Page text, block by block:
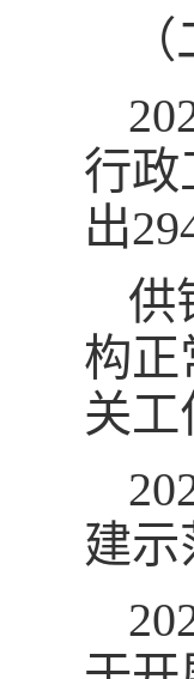
行政
出
供
构正
关工
建示